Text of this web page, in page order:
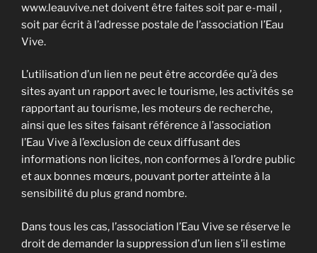
www.leauvive.net doivent être faites soit par e-mail ,
soit par écrit à l’adresse postale de l’association l’Eau
Vive.
L’utilisation d’un lien ne peut être accordée qu’à des
sites ayant un rapport avec le tourisme, les activités se
rapportant au tourisme, les moteurs de recherche,
ainsi que les sites faisant référence à l’association
l’Eau Vive à l’exclusion de ceux diffusant des
informations non licites, non conformes à l’ordre public
et aux bonnes mœurs, pouvant porter atteinte à la
sensibilité du plus grand nombre.
Dans tous les cas, l’association l’Eau Vive se réserve le
droit de demander la suppression d’un lien s’il estime